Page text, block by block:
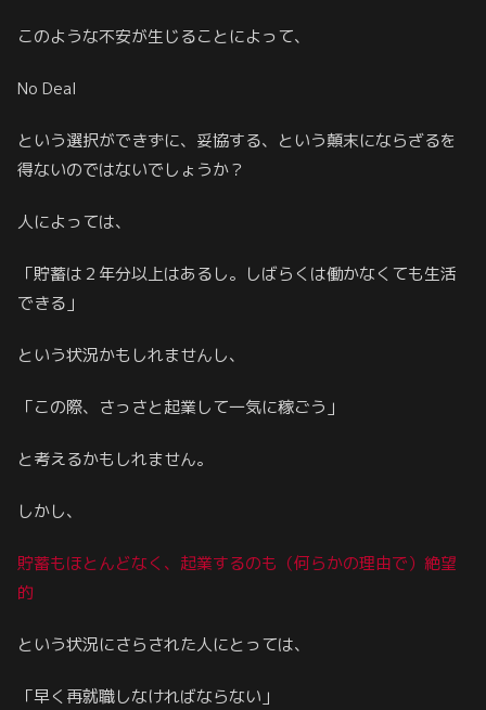
このような不安が生じることによって、
No Deal
という選択ができずに、妥協する、という顛末にならざるを
得ないのではないでしょうか？
人によっては、
「貯蓄は２年分以上はあるし。しばらくは働かなくても生活
できる」
という状況かもしれませんし、
「この際、さっさと起業して一気に稼ごう」
と考えるかもしれません。
しかし、
貯蓄もほとんどなく、起業するのも（何らかの理由で）絶望
的
という状況にさらされた人にとっては、
「早く再就職しなければならない」